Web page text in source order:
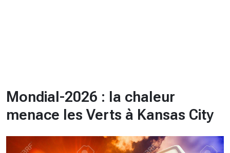
Mondial-2026 : la chaleur
menace les Verts à Kansas City